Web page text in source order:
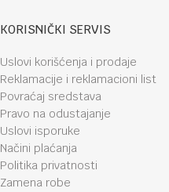
KORISNIČKI SERVIS
Uslovi korišćenja i prodaje
Reklamacije i reklamacioni list
Povraćaj sredstava
Pravo na odustajanje
Uslovi isporuke
Načini plaćanja
Politika privatnosti
Zamena robe